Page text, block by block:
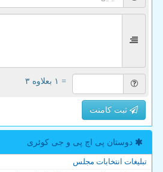
= ۱ بعلاوه ۳
ثبت کامنت
دوستان پی اچ پی و جی كوئری
تبلیغات انتخابات مجلس